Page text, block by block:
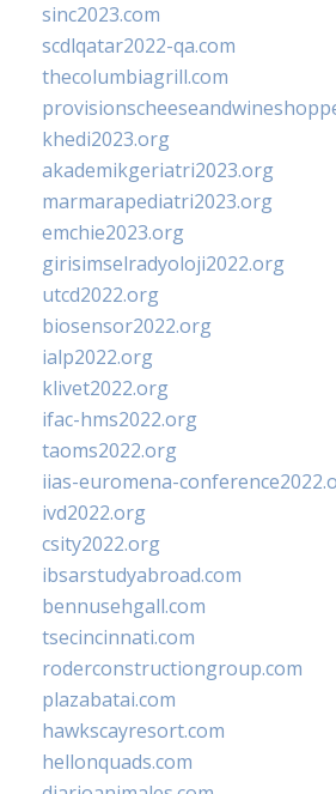
sinc2023.com
scdlqatar2022-qa.com
thecolumbiagrill.com
khedi2023.org
akademikgeriatri2023.org
marmarapediatri2023.org
emchie2023.org
girisimselradyoloji2022.org
utcd2022.org
biosensor2022.org
ialp2022.org
klivet2022.org
ifac-hms2022.org
taoms2022.org
iias-euromena-
ivd2022.org
csity2022.org
ibsarstudyabroad.com
bennusehgall.com
tsecincinnati.com
roderconstructiongroup.com
plazabatai.com
hawkscayresort.com
hellonquads.com